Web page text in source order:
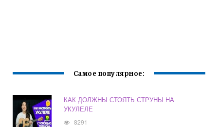
Самое популярное:
КАК ДОЛЖНЫ СТОЯТЬ СТРУНЫ НА
УКУЛЕЛЕ
8291